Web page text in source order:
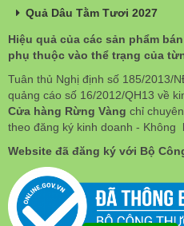
Quả Dâu Tằm Tươi 2027
Hiệu quả của các sản phẩm
phụ thuộc vào thể trạng của
Tuân thủ Nghị định số 185/2013/
quảng cáo số 16/2012/QH13 về
Cửa hàng Rừng Vàng chỉ
theo đăng ký kinh doanh - Không
Website đã đăng ký với Bộ